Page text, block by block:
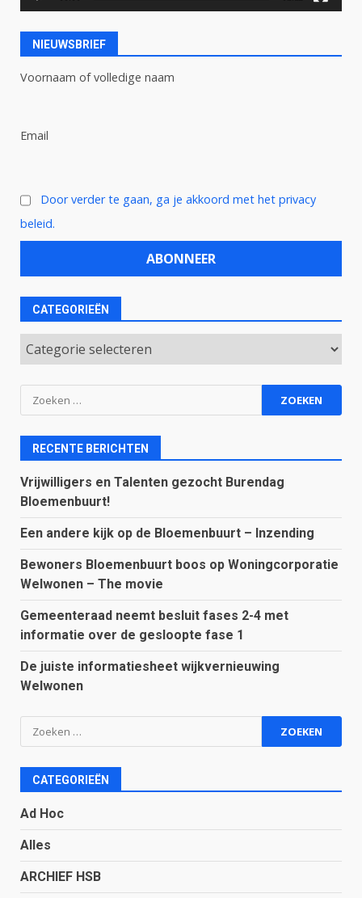
NIEUWSBRIEF
Voornaam of volledige naam
Email
Door verder te gaan, ga je akkoord met het privacy
beleid.
CATEGORIEËN
Categorieën
Zoeken
naar:
RECENTE BERICHTEN
Vrijwilligers en Talenten gezocht Burendag
Bloemenbuurt!
Een andere kijk op de Bloemenbuurt – Inzending
Bewoners Bloemenbuurt boos op Woningcorporatie
Welwonen – The movie
Gemeenteraad neemt besluit fases 2-4 met
informatie over de gesloopte fase 1
De juiste informatiesheet wijkvernieuwing
Welwonen
Zoeken
naar:
CATEGORIEËN
Ad Hoc
Alles
ARCHIEF HSB